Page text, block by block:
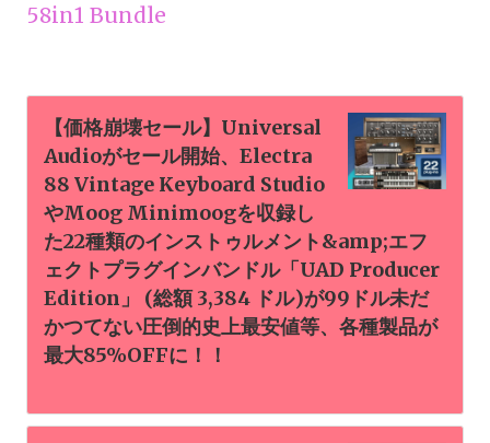
58in1 Bundle
【価格崩壊セール】Universal
Audioがセール開始、Electra
88 Vintage Keyboard Studio
やMoog Minimoogを収録し
た22種類のインストゥルメント&amp;エフ
ェクトプラグインバンドル「UAD Producer
Edition」 (総額 3,384 ドル)が99ドル未だ
かつてない圧倒的史上最安値等、各種製品が
最大85%OFFに！！